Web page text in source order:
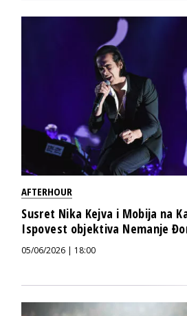
AFTERHOUR
Susret Nika Kejva i Mobija na
Ispovest objektiva Nemanje
05/06/2026 | 18:00